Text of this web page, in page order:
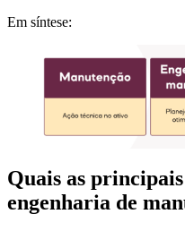
Em síntese:
Quais as
engenharia de